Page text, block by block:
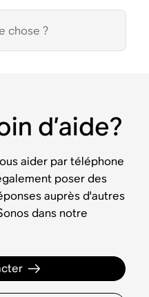
d’aide?
aider par téléphone
poser des
auprès d'autres
dans notre